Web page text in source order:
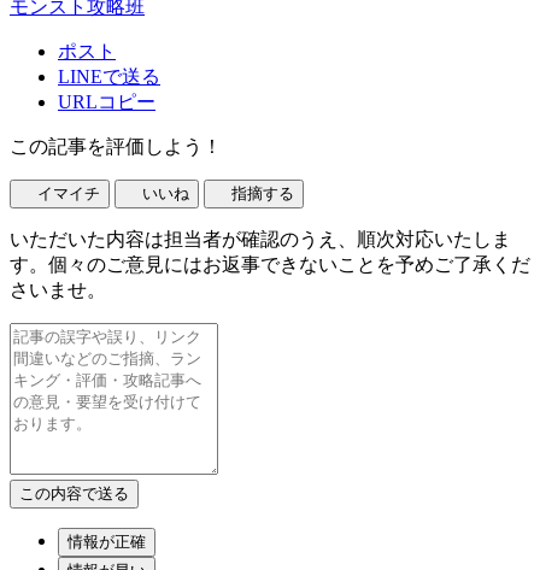
モンスト攻略班
ポスト
LINEで送る
URLコピー
この記事を評価しよう！
イマイチ いいね 指摘する
いただいた内容は担当者が確認のうえ、順次対応いたしま
す。個々のご意見にはお返事できないことを予めご了承くだ
さいませ。
情報が正確